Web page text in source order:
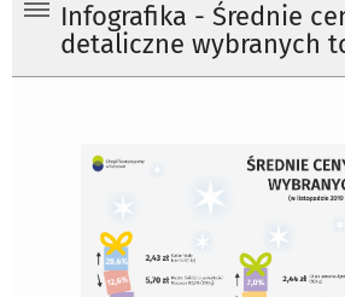
Infografika - Średnie
detaliczne wybranych